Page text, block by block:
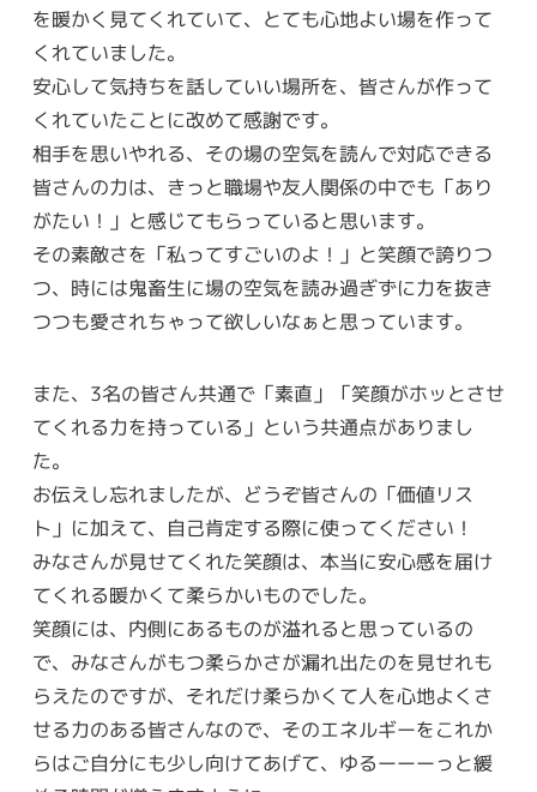
を暖かく見てくれていて、とても心地よい場を作って
くれていました。
安心して気持ちを話していい場所を、皆さんが作って
くれていたことに改めて感謝です。
相手を思いやれる、その場の空気を読んで対応できる
皆さんの力は、きっと職場や友人関係の中でも「あり
がたい！」と感じてもらっていると思います。
その素敵さを「私ってすごいのよ！」と笑顔で誇りつ
つ、時には鬼畜生に場の空気を読み過ぎずに力を抜き
つつも愛されちゃって欲しいなぁと思っています。
また、3名の皆さん共通で「素直」「笑顔がホッとさせ
てくれる力を持っている」という共通点がありまし
た。
お伝えし忘れましたが、どうぞ皆さんの「価値リス
ト」に加えて、自己肯定する際に使ってください！
みなさんが見せてくれた笑顔は、本当に安心感を届け
てくれる暖かくて柔らかいものでした。
笑顔には、内側にあるものが溢れると思っているの
で、みなさんがもつ柔らかさが漏れ出たのを見せれも
らえたのですが、それだけ柔らかくて人を心地よくさ
せる力のある皆さんなので、そのエネルギーをこれか
らはご自分にも少し向けてあげて、ゆるーーーっと緩